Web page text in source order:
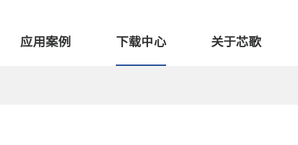
应用案例 下载中心 关于芯歌